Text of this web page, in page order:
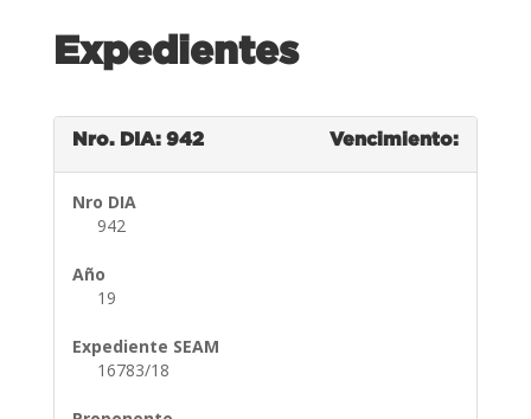
Expedientes
Nro. DIA: 942 Vencimiento:
Nro DIA
942
Año
19
Expediente SEAM
16783/18